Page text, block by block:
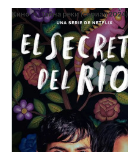
Кино Тайна реки (сериал 2024)